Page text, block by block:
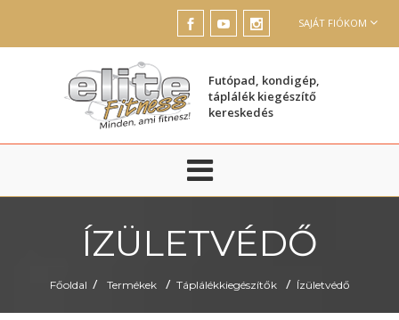
SAJÁT FIÓKOM
Futópad, kondigép,
táplálék kiegészítő
kereskedés
ÍZÜLETVÉDŐ
Főoldal / Termékek / Táplálékkiegészítők / Ízületvédő